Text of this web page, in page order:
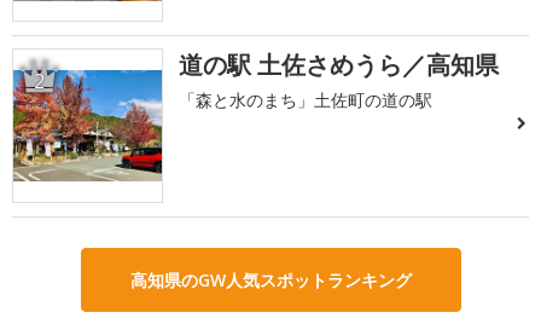
2 道の駅 土佐さめうら／高知県
「森と水のまち」土佐町の道の駅
高知県のGW人気スポットランキング